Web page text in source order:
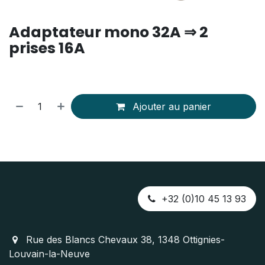
Adaptateur mono 32A ⇒ 2
prises 16A
Ajouter au panier
+32 (0)10 45 13 93
Rue des Blancs Chevaux 38, 1348 Ottignies-
Louvain-la-Neuve